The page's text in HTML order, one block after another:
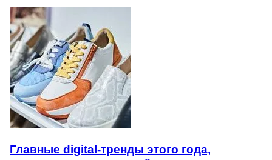
Главные digital-тренды этого года,